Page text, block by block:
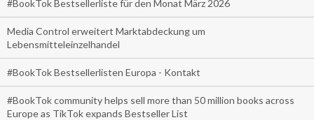
#BookTok Bestsellerliste für den Monat März 2026
Media Control erweitert Marktabdeckung um
Lebensmitteleinzelhandel
#BookTok Bestsellerlisten Europa - Kontakt
#BookTok community helps sell more than 50 million books across
Europe as TikTok expands Bestseller List